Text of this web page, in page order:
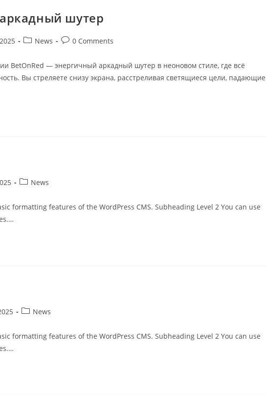
шутер
News 0 Comments
BetOnRed — энергичный аркадный шутер в неоновом стиле, где всё
Вы стреляете снизу экрана, расстреливая светящиеся цели, падающие
News
formatting features of the WordPress CMS. Subheading Level 2 You can use
News
formatting features of the WordPress CMS. Subheading Level 2 You can use